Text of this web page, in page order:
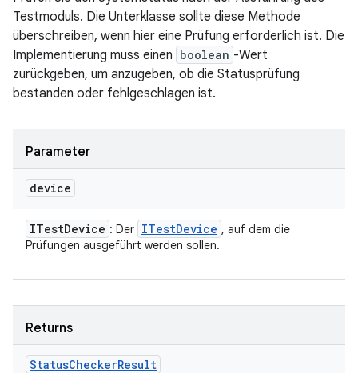
Testmoduls. Die Unterklasse sollte diese Methode
überschreiben, wenn hier eine Prüfung erforderlich ist. Die
Implementierung muss einen boolean -Wert
zurückgeben, um anzugeben, ob die Statusprüfung
bestanden oder fehlgeschlagen ist.
Parameter
device
ITestDevice : Der ITestDevice , auf dem die
Prüfungen ausgeführt werden sollen.
Returns
StatusCheckerResult